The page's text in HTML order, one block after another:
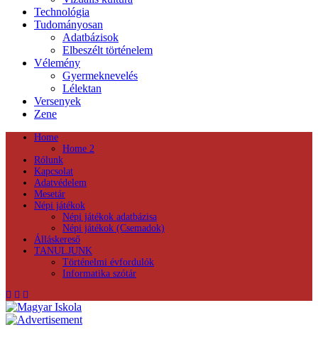
Technológia
Tudományosan
Adatbázisok
Elbeszélt történelem
Vélemény
Gyermeknevelés
Lélektan
Versenyek
Zene
Home
Home 2
Rólunk
Kapcsolat
Adatvédelem
Mesetár
Népi játékok
Népi játékok adatbázisa
Népi játékok (Csemadok)
Álláskereső
TANULJUNK
Történelmi évfordulók
Informatika szótár